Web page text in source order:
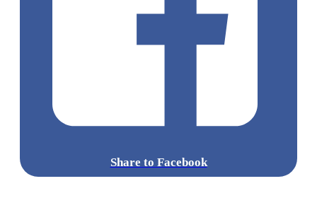
Share to Facebook